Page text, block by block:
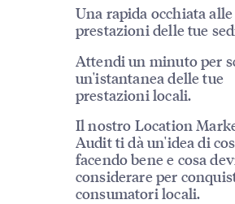
Una rapida occhiata alle
prestazioni delle tue
Attendi un minuto per
un'istantanea delle tue
prestazioni locali.
Il nostro Location
Audit ti dà un'idea di
facendo bene e cosa
considerare per
consumatori locali.